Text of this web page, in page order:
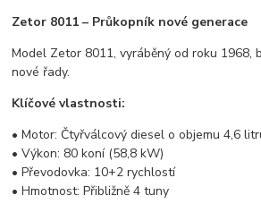
Zetor 8011 – Průkopník nové generace
Model Zetor 8011, vyráběný od roku 1968,
nové řady.
Klíčové vlastnosti:
• Motor: Čtyřválcový diesel o objemu 4,6
• Výkon: 80 koní (58,8 kW)
• Převodovka: 10+2 rychlostí
• Hmotnost: Přibližně 4 tuny